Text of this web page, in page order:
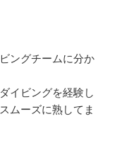
ングチームに分か
イビングを経験し
ムーズに熟してま